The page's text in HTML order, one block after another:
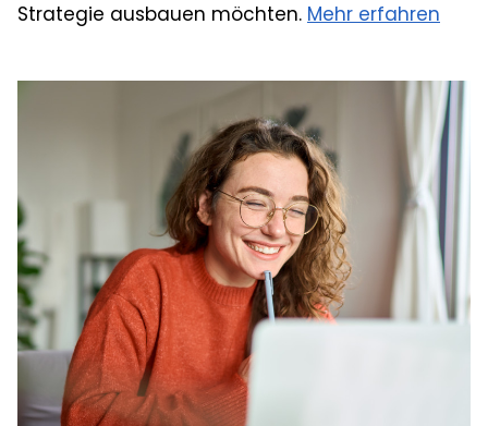
Strategie ausbauen möchten. Mehr erfahren